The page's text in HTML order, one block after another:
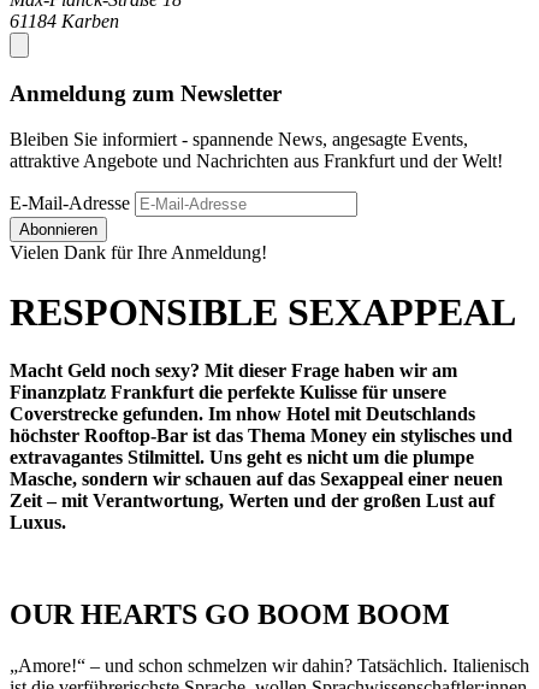
61184 Karben
Anmeldung zum Newsletter
Bleiben Sie informiert - spannende News, angesagte Events,
attraktive Angebote und Nachrichten aus Frankfurt und der Welt!
E-Mail-Adresse
Abonnieren
Vielen Dank für Ihre Anmeldung!
RESPONSIBLE SEXAPPEAL
Macht Geld noch sexy? Mit dieser Frage haben wir am
Finanzplatz Frankfurt die perfekte Kulisse für unsere
Coverstrecke gefunden. Im nhow Hotel mit Deutschlands
höchster Rooftop-Bar ist das Thema Money ein stylisches und
extravagantes Stilmittel. Uns geht es nicht um die plumpe
Masche, sondern wir schauen auf das Sexappeal einer neuen
Zeit – mit Verantwortung, Werten und der großen Lust auf
Luxus.
OUR HEARTS GO BOOM BOOM
„Amore!“ – und schon schmelzen wir dahin? Tatsächlich. Italienisch